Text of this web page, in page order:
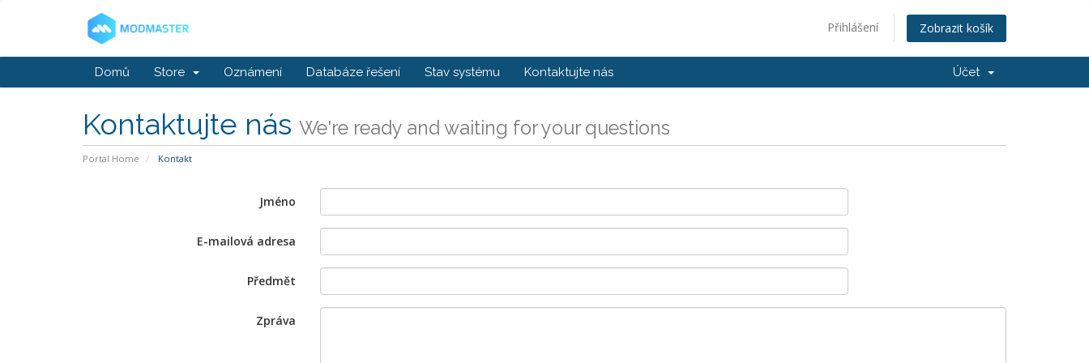
Přihlášení Zobrazit košík
Domů Store Oznámení Databáze řešení Stav systému Kontaktujte nás Účet
Kontaktujte nás We're ready and waiting for your questions
Portal Home Kontakt
Jméno
E-mailová adresa
Předmět
Zpráva